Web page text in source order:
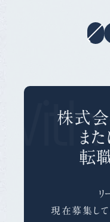
株式会
ま
転
リ
現在募集して